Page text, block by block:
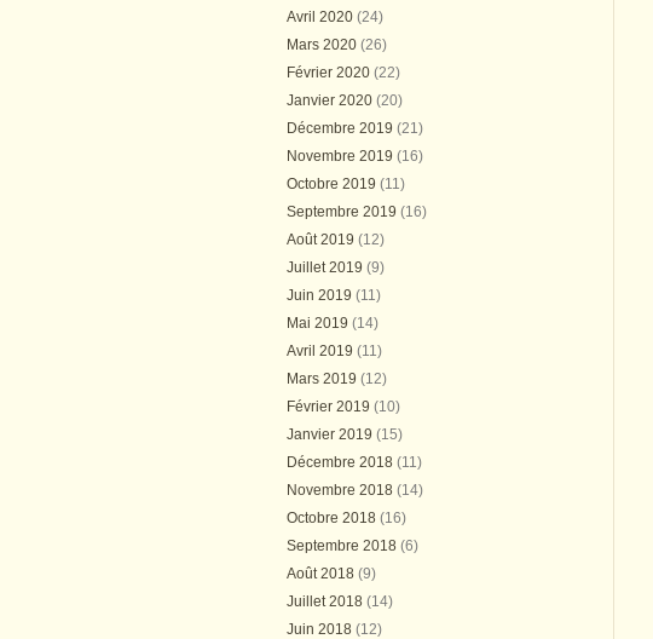
Avril 2020 (24)
Mars 2020 (26)
Février 2020 (22)
Janvier 2020 (20)
Décembre 2019 (21)
Novembre 2019 (16)
Octobre 2019 (11)
Septembre 2019 (16)
Août 2019 (12)
Juillet 2019 (9)
Juin 2019 (11)
Mai 2019 (14)
Avril 2019 (11)
Mars 2019 (12)
Février 2019 (10)
Janvier 2019 (15)
Décembre 2018 (11)
Novembre 2018 (14)
Octobre 2018 (16)
Septembre 2018 (6)
Août 2018 (9)
Juillet 2018 (14)
Juin 2018 (12)